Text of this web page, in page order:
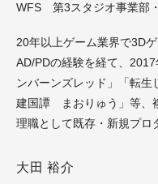
WFS 第3スタジオ事業部
20年以上ゲーム業界で3D
AD/PDの経験を経て、
ンバーンズレッド」「転
建国譚 まおりゅう」等、
理職として既存・新規プロ
大田 裕介